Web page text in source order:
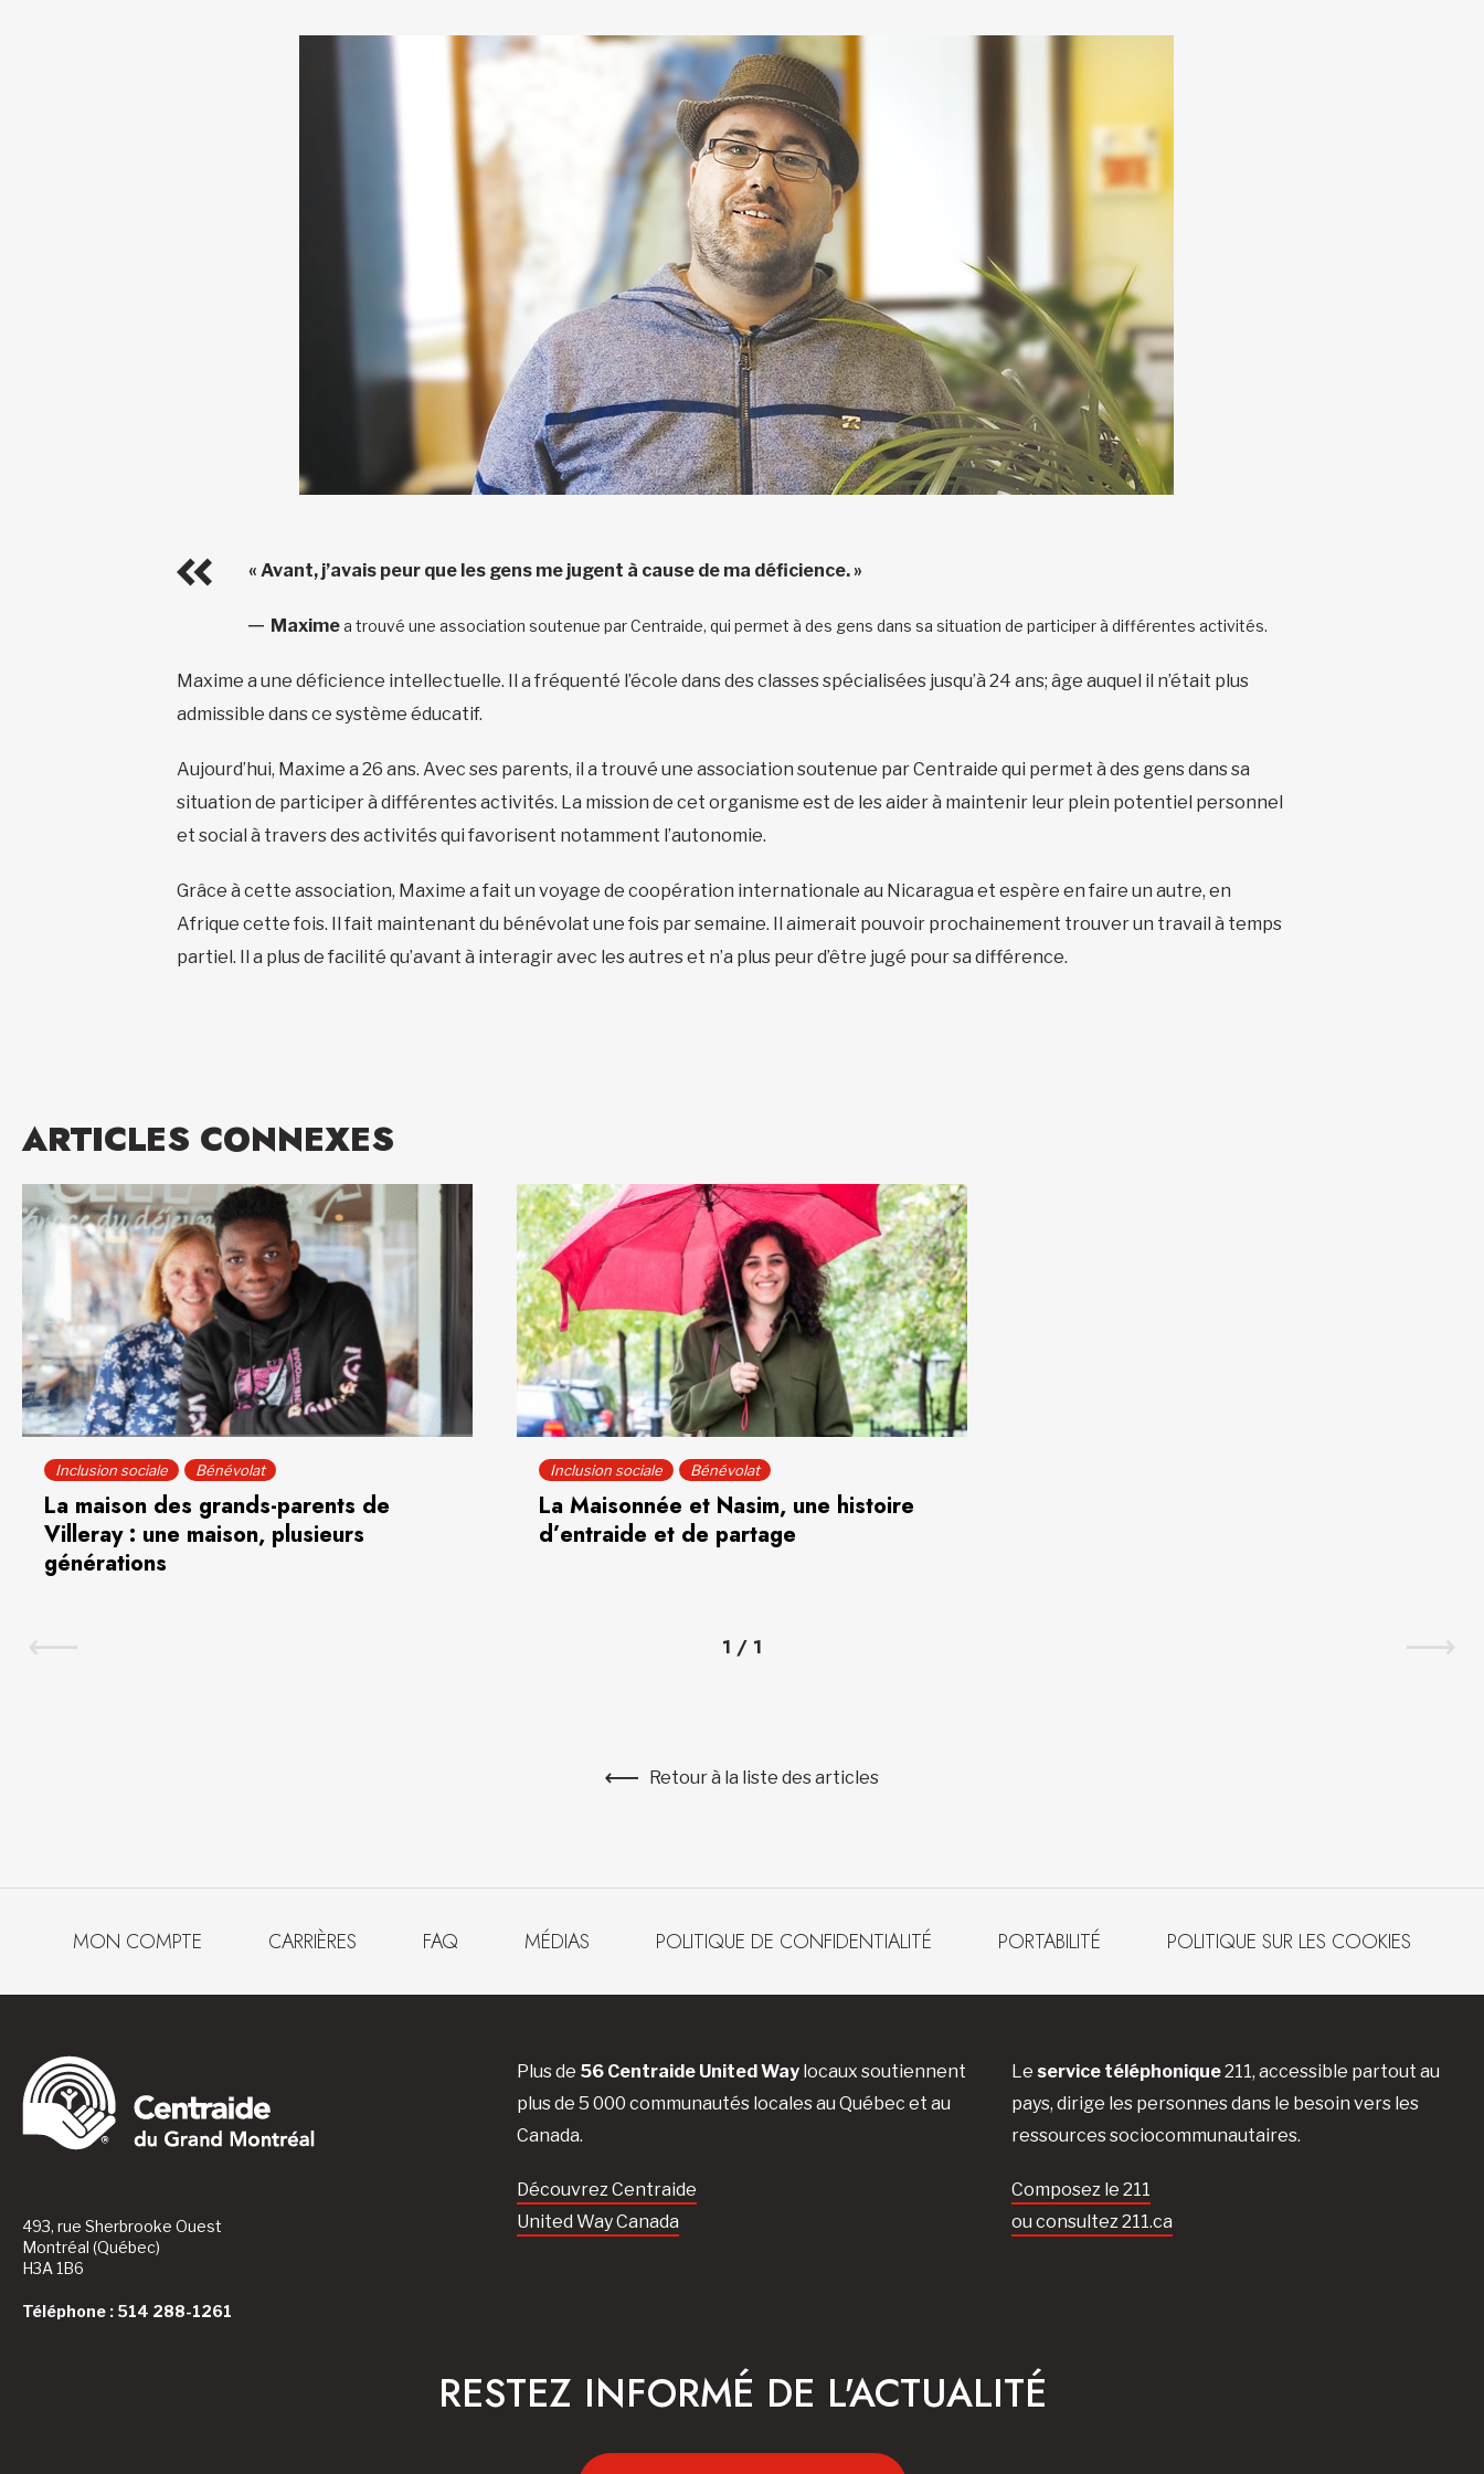
« Avant, j’avais peur que les gens me jugent à cause de ma déficience. »
Maximea trouvé une association soutenue par Centraide, qui permet à des gens dans sa situation de participer à différentes activités.
Maxime a une déficience intellectuelle. Il a fréquenté l’école dans des classes spécialisées jusqu’à 24 ans; âge auquel il n’était plus
admissible dans ce système éducatif.
Aujourd’hui, Maxime a 26 ans. Avec ses parents, il a trouvé une association soutenue par Centraide qui permet à des gens dans sa
situation de participer à différentes activités. La mission de cet organisme est de les aider à maintenir leur plein potentiel personnel
et social à travers des activités qui favorisent notamment l’autonomie.
Grâce à cette association, Maxime a fait un voyage de coopération internationale au Nicaragua et espère en faire un autre, en
Afrique cette fois. Il fait maintenant du bénévolat une fois par semaine. Il aimerait pouvoir prochainement trouver un travail à temps
partiel. Il a plus de facilité qu’avant à interagir avec les autres et n’a plus peur d’être jugé pour sa différence.
ARTICLES CONNEXES
Inclusion sociale Bénévolat
La maison des grands-parents de
Villeray : une maison, plusieurs
générations
Inclusion sociale Bénévolat
La Maisonnée et Nasim, une histoire
d’entraide et de partage
1 / 1
Retour à la liste des articles
MON COMPTE CARRIÈRES FAQ MÉDIAS POLITIQUE DE CONFIDENTIALITÉ PORTABILITÉ POLITIQUE SUR LES COOKIES
493, rue Sherbrooke Ouest
Montréal (Québec)
H3A 1B6
Téléphone : 514 288-1261
Plus de 56 Centraide United Waylocaux soutiennent
plus de 5 000 communautés locales au Québec et au
Canada.
Découvrez Centraide
United Way Canada
Le service téléphonique211, accessible partout au
pays, dirige les personnes dans le besoin vers les
ressources sociocommunautaires.
Composez le 211
ou consultez 211.ca
RESTEZ INFORMÉ DE L'ACTUALITÉ